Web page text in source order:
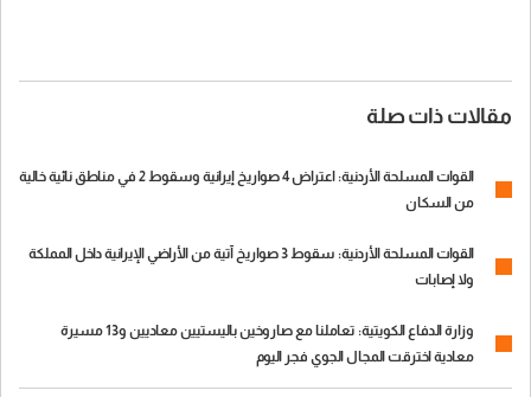
مقالات ذات صلة
القوات المسلحة الأردنية: اعتراض 4 صواريخ إيرانية وسقوط 2 في مناطق نائية خالية
من السكان
القوات المسلحة الأردنية: سقوط 3 صواريخ آتية من الأراضي الإيرانية داخل المملكة
ولا إصابات
وزارة الدفاع الكويتية: تعاملنا مع صاروخين باليستيين معاديين و13 مسيرة
معادية اخترقت المجال الجوي فجر اليوم